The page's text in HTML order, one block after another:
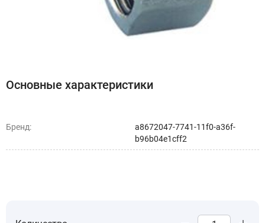
Основные характеристики
Бренд:
a8672047-7741-11f0-a36f-
b96b04e1cff2